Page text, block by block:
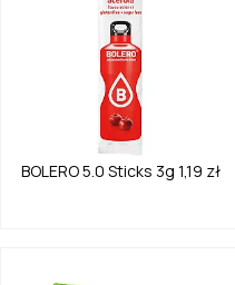
BOLERO 5.0 Sticks 3g 1,19 zł